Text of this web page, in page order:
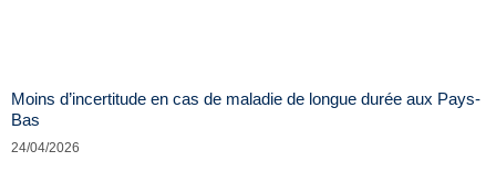
Moins d’incertitude en cas de maladie de longue durée aux Pays-
Bas
24/04/2026